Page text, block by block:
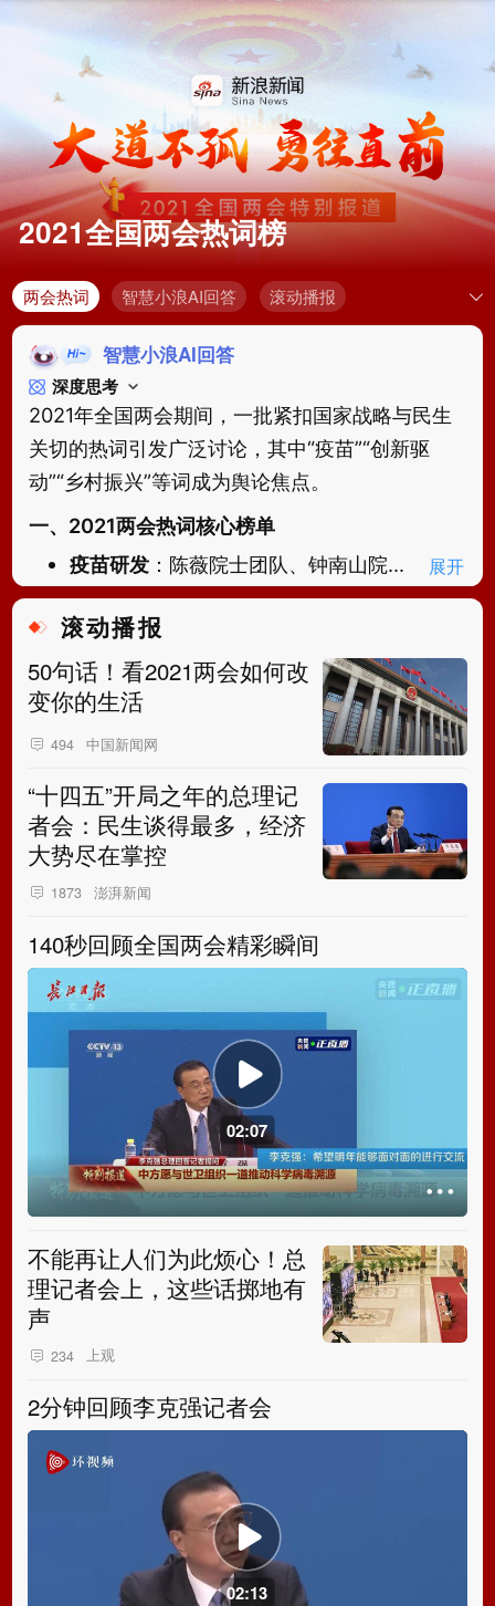
2021全国两会热词榜
两会热词 智慧小浪AI回答 滚动播报
智慧小浪AI回答
深度思考
2021年全国两会期间，一批紧扣国家战略与民生
关切的热词引发广泛讨论，其中“疫苗”“创新驱
动”“乡村振兴”等词成为舆论焦点。
一、2021两会热词核心榜单
疫苗研发：陈薇院士团队、钟南山院...展开
滚动播报
50句话！看2021两会如何改
变你的生活
494 中国新闻网
“十四五”开局之年的总理记
者会：民生谈得最多，经济
大势尽在掌控
1873 澎湃新闻
140秒回顾全国两会精彩瞬间
02:07
不能再让人们为此烦心！总
理记者会上，这些话掷地有
声
234 上观
2分钟回顾李克强记者会
02:13